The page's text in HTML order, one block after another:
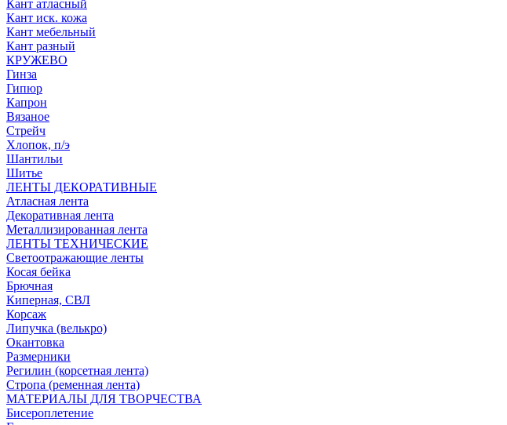
Кант атласный
Кант иск. кожа
Кант мебельный
Кант разный
КРУЖЕВО
Гинза
Гипюр
Капрон
Вязаное
Стрейч
Хлопок, п/э
Шантильи
Шитье
ЛЕНТЫ ДЕКОРАТИВНЫЕ
Атласная лента
Декоративная лента
Металлизированная лента
ЛЕНТЫ ТЕХНИЧЕСКИЕ
Светоотражающие ленты
Косая бейка
Брючная
Киперная, СВЛ
Корсаж
Липучка (велькро)
Окантовка
Размерники
Регилин (корсетная лента)
Стропа (ременная лента)
МАТЕРИАЛЫ ДЛЯ ТВОРЧЕСТВА
Бисероплетение